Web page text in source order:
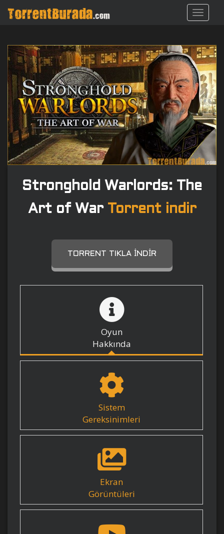
Stronghold Warlords: The
Art of War
Torrent indir
TORRENT TIKLA İNDIR
Oyun
Hakkında
Sistem
Gereksinimleri
Ekran
Görüntüleri